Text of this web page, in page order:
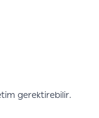
gerektirebilir.